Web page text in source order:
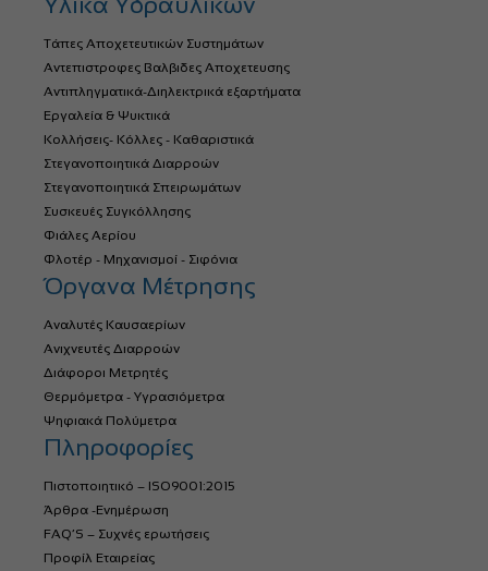
Τάπες Αποχετευτικών Συστημάτων
Αντεπιστροφες Βαλβιδες Αποχετευσης
Αντιπληγματικά-Διηλεκτρικά εξαρτήματα
Εργαλεία & Ψυκτικά
Κολλήσεις- Κόλλες - Καθαριστικά
Στεγανοποιητικά Διαρροών
Στεγανοποιητικά Σπειρωμάτων
Συσκευές Συγκόλλησης
Φιάλες Αερίου
Φλοτέρ - Μηχανισμοί - Σιφόνια
Όργανα Μέτρησης
Αναλυτές Καυσαερίων
Ανιχνευτές Διαρροών
Διάφοροι Μετρητές
Θερμόμετρα - Υγρασιόμετρα
Ψηφιακά Πολύμετρα
Πληροφορίες
Πιστοποιητικό – ISO9001:2015
Άρθρα -Ενημέρωση
FAQ’S – Συχνές ερωτήσεις
Προφίλ Εταιρείας